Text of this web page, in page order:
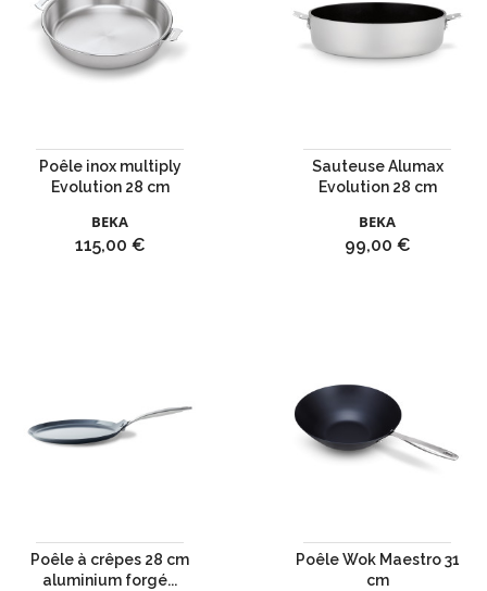
Poêle inox multiply
Evolution 28 cm
BEKA
Prix
115,00 €
Sauteuse Alumax
Evolution 28 cm
BEKA
Prix
99,00 €
Poêle à crêpes 28 cm
aluminium forgé...
Poêle Wok Maestro 31
cm